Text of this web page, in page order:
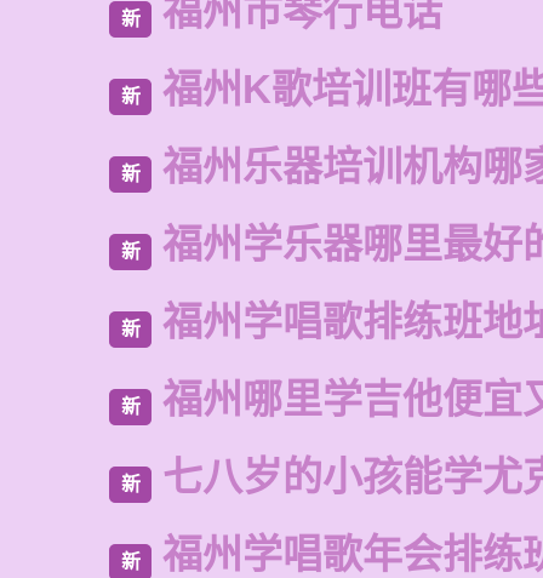
新 福州市琴行电话
新 福州K歌培训班有哪
新 福州乐器培训机构哪
新 福州学乐器哪里最好
新 福州学唱歌排练班地
新 福州哪里学吉他便宜
新 七八岁的小孩能学尤
新 福州学唱歌年会排练